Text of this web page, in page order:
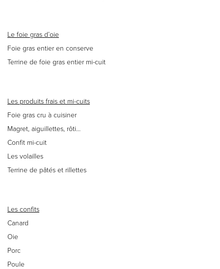
Le foie gras d’oie
Foie gras entier en conserve
Terrine de foie gras entier mi-cuit
Les produits frais et mi-cuits
Foie gras cru à cuisiner
Magret, aiguillettes, rôti…
Confit mi-cuit
Les volailles
Terrine de pâtés et rillettes
Les confits
Canard
Oie
Porc
Poule